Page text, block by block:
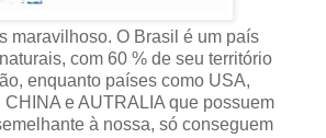
maravilhoso. O Brasil é um país
com 60 % de seu território
enquanto países como USA,
e AUTRALIA que possuem
à nossa, só conseguem